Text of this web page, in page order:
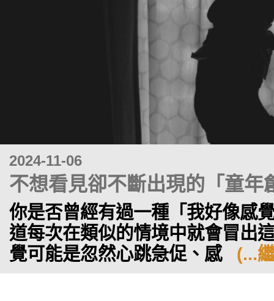
2024-11-06
不想看見卻不斷出現的「童年
你是否曾經有過一種「我好像感
道每次在類似的情境中就會冒出
覺可能是忽然心跳急促、感 (...